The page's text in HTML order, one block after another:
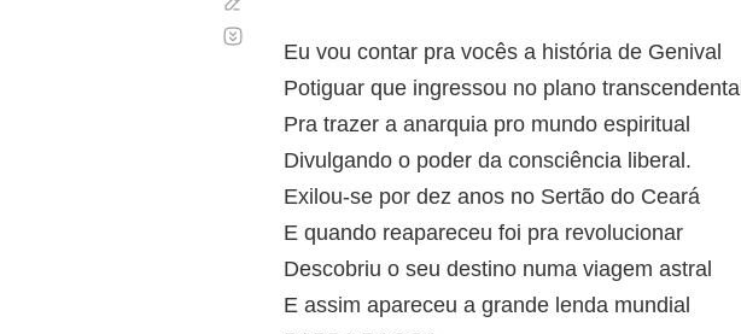
Eu vou contar pra vocês a história de Genival
Potiguar que ingressou no plano transcendental
Pra trazer a anarquia pro mundo espiritual
Divulgando o poder da consciência liberal.
Exilou-se por dez anos no Sertão do Ceará
E quando reapareceu foi pra revolucionar
Descobriu o seu destino numa viagem astral
E assim apareceu a grande lenda mundial
automático